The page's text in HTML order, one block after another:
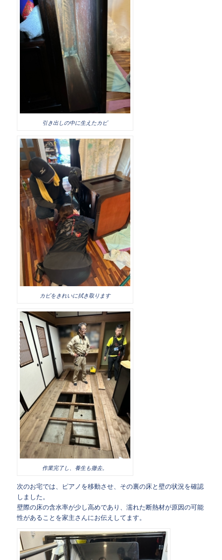
引き出しの中に生えたカビ
カビをきれいに拭き取ります
作業完了し、養生も撤去。
次のお宅では、ピアノを移動させ、その裏の床と壁の状況を確認
しました。
壁際の床の含水率が少し高めであり、濡れた断熱材が原因の可能
性があることを家主さんにお伝えしてます。